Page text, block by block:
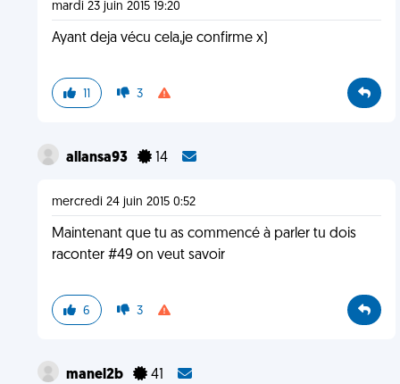
mardi 23 juin 2015 19:20
Ayant deja vécu cela,je confirme x)
11 3
allansa93 14
mercredi 24 juin 2015 0:52
Maintenant que tu as commencé à parler tu dois
raconter #49 on veut savoir
6 3
manel2b 41